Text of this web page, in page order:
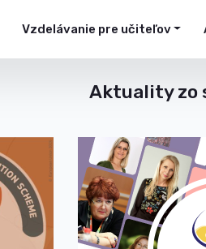
Vzdelávanie pre učiteľov
Aktuality zo